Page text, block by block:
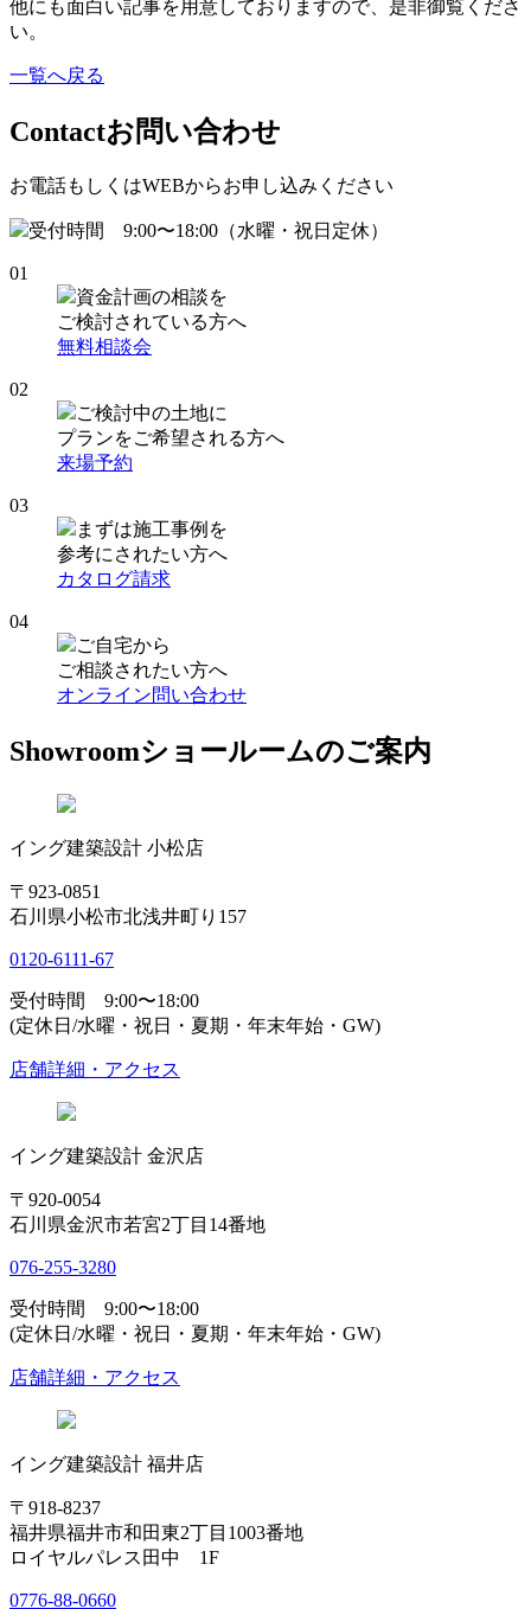
他にも面白い記事を用意しておりますので、是非御覧くださ
い。
一覧へ戻る
Contactお問い合わせ
お電話もしくはWEBからお申し込みください
受付時間 9:00〜18:00（水曜・祝日定休）
01
資金計画の相談を
ご検討されている方へ
無料相談会
02
ご検討中の土地に
プランをご希望される方へ
来場予約
03
まずは施工事例を
参考にされたい方へ
カタログ請求
04
ご自宅から
ご相談されたい方へ
オンライン問い合わせ
Showroomショールームのご案内
イング建築設計 小松店
〒923-0851
石川県小松市北浅井町り157
0120-6111-67
受付時間 9:00〜18:00
(定休日/水曜・祝日・夏期・年末年始・GW)
店舗詳細・アクセス
イング建築設計 金沢店
〒920-0054
石川県金沢市若宮2丁目14番地
076-255-3280
受付時間 9:00〜18:00
(定休日/水曜・祝日・夏期・年末年始・GW)
店舗詳細・アクセス
イング建築設計 福井店
〒918-8237
福井県福井市和田東2丁目1003番地
ロイヤルパレス田中 1F
0776-88-0660